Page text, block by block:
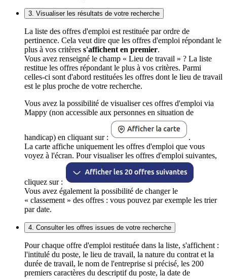
3. Visualiser les résultats de votre recherche
La liste des offres d'emploi est restituée par ordre de
pertinence. Cela veut dire que les offres d'emploi répondant le
plus à vos critères s'affichent en premier.
Vous avez renseigné le champ « Lieu de travail » ? La liste
restitue les offres répondant le plus à vos critères. Parmi
celles-ci sont d'abord restituées les offres dont le lieu de travail
est le plus proche de votre recherche.
Vous avez la possibilité de visualiser ces offres d'emploi via
Mappy (non accessible aux personnes en situation de
handicap) en cliquant sur :
.
La carte affiche uniquement les offres d'emploi que vous
voyez à l'écran. Pour visualiser les offres d'emploi suivantes,
cliquez sur :
Vous avez également la possibilité de changer le
« classement » des offres : vous pouvez par exemple les trier
par date.
4. Consulter les offres issues de votre recherche
Pour chaque offre d'emploi restituée dans la liste, s'affichent :
l'intitulé du poste, le lieu de travail, la nature du contrat et la
durée de travail, le nom de l'entreprise si précisé, les 200
premiers caractères du descriptif du poste, la date de